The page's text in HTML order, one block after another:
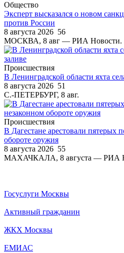
Общество
Эксперт высказался о новом
против России
8 августа 2026 56
МОСКВА, 8 авг — РИА Новости.
Происшествия
В Ленинградской области яхта
8 августа 2026 51
С.-ПЕТЕРБУРГ, 8 авг.
Происшествия
В Дагестане арестовали пятерых
обороте оружия
8 августа 2026 55
МАХАЧКАЛА, 8 августа — РИА
Госуслуги Москвы
Активный гражданин
ЖКХ Москвы
ЕМИАС